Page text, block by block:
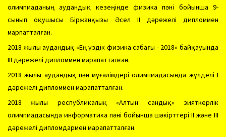
олимпиаданың аудандық кезеңінде физика пәні бойынша 9-
сынып оқушысы Біржанқызы Әсел ІІ дәрежелі дипломмен
марпатталған.
2018 жылы аудандық «Ең үздік физика сабағы - 2018» байқауында
ІІІ дәрежелі дипломмен марапатталған.
2018 жылы аудандық пән мұғалімдері олимпиадасында жүлделі І
дәрежелі дипломмен марапатталған.
2018 жылы республикалық «Алтын сандық» зияткерлік
олимпиадасында информатика пәні бойынша шәкірттері ІІ және ІІІ
дәрежелі дипломдармен марапатталған.